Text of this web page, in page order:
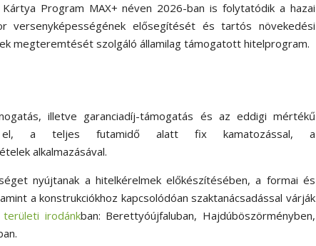
Kártya Program MAX+ néven 2026-ban is folytatódik a hazai
versenyképességének elősegítését és tartós növekedési
megteremtését szolgáló államilag támogatott hitelprogram.
illetve garanciadíj-támogatás és az eddigi mértékű
el, a teljes futamidő alatt fix kamatozással, a
alkalmazásával.
nyújtanak a hitelkérelmek előkészítésében, a formai és
a konstrukciókhoz kapcsolódóan szaktanácsadással várják
irodánkban: Berettyóújfaluban, Hajdúböszörményben,